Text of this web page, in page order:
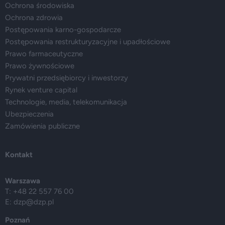
Ochrona środowiska
Ochrona zdrowia
Postępowania karno-gospodarcze
Postępowania restrukturyzacyjne i upadłościowe
Prawo farmaceutyczne
Prawo żywnościowe
Prywatni przedsiębiorcy i inwestorzy
Rynek venture capital
Technologie, media, telekomunikacja
Ubezpieczenia
Zamówienia publiczne
Kontakt
Warszawa
T: +48 22 557 76 00
E: dzp@dzp.pl
Poznań